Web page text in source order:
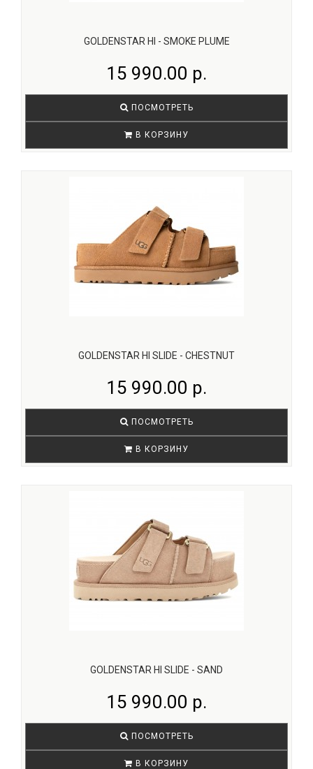
GOLDENSTAR HI - SMOKE PLUME
15 990.00 р.
ПОСМОТРЕТЬ
В КОРЗИНУ
GOLDENSTAR HI SLIDE - CHESTNUT
15 990.00 р.
ПОСМОТРЕТЬ
В КОРЗИНУ
GOLDENSTAR HI SLIDE - SAND
15 990.00 р.
ПОСМОТРЕТЬ
В КОРЗИНУ